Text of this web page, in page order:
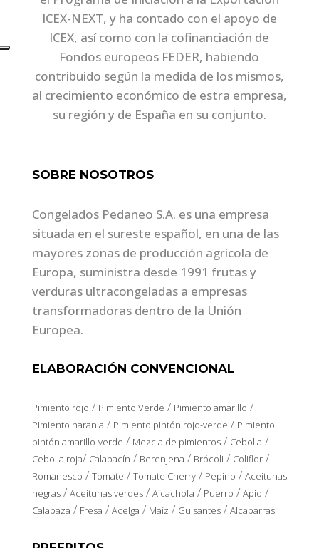
ICEX-NEXT, y ha contado con el apoyo de
ICEX, así como con la cofinanciación de
Fondos europeos FEDER, habiendo
contribuido según la medida de los mismos,
al crecimiento económico de estra empresa,
su región y de España en su conjunto.
SOBRE NOSOTROS
Congelados Pedaneo S.A. es una empresa
situada en el sureste español, en una de las
mayores zonas de producción agrícola de
Europa, suministra desde 1991 frutas y
verduras ultracongeladas a empresas
transformadoras dentro de la Unión
Europea.
ELABORACIÓN CONVENCIONAL
Pimiento rojo / Pimiento Verde / Pimiento amarillo /
Pimiento naranja / Pimiento pintón rojo-verde / Pimiento
pintón amarillo-verde / Mezcla de pimientos/ Cebolla /
Cebolla roja/ Calabacín / Berenjena / Brócoli / Coliflor/
Romanesco / Tomate / Tomate Cherry/ Pepino / Aceitunas
negras/ Aceitunas verdes/ Alcachofa / Puerro / Apio /
Calabaza / Fresa / Acelga / Maíz / Guisantes/ Alcaparras